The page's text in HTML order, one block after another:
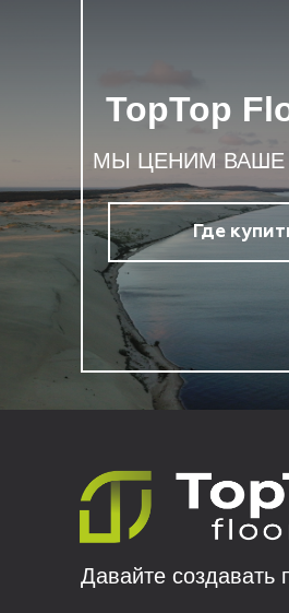
TopTop
МЫ ЦЕНИМ ВАШЕ
Где
Давайте создавать